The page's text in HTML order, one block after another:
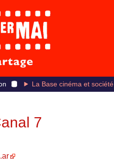
La Base cinéma et société
7